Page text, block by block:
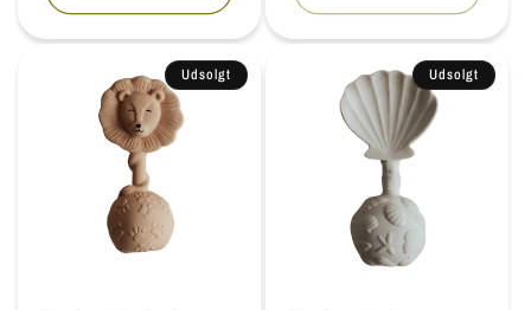
Udsolgt Udsolgt